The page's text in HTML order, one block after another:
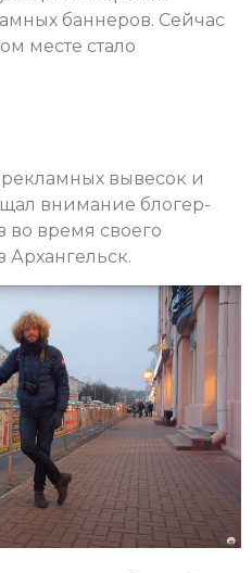
баннеров. Сейчас
месте стало
вывесок и
внимание блогер-
во время своего
Архангельск.